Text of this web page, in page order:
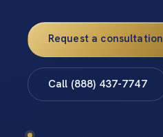
Request a consultation
Call (888) 437-7747